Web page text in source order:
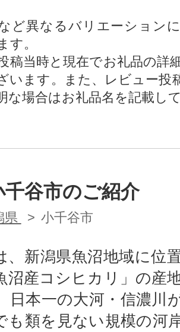
ど異なるバリエーション
す。
稿当時と現在でお礼品の詳
います。また、レビュー投
な場合はお礼品名を記載し
千谷市のご紹介
県 小千谷市
、新潟県魚沼地域に位
沼産コシヒカリ」の産
日本一の大河・信濃川
も類を見ない規模の河